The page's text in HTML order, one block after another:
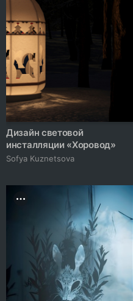
Дизайн световой
инсталляции «Хоровод»
Sofya Kuznetsova